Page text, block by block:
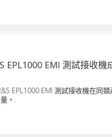
EPL1000 EMI 測試接收機
EPL1000 EMI 測試接收機在同
。.